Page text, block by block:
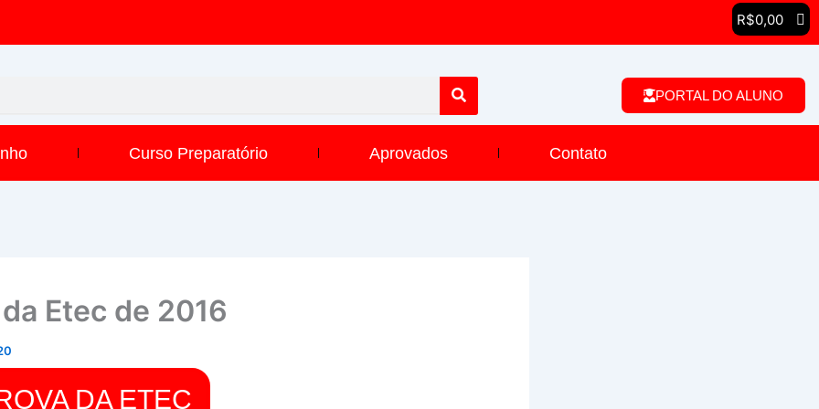
R$0,00
PORTAL DO ALUNO
Curso Preparatório Aprovados Contato
Etec de 2016
DA ETEC